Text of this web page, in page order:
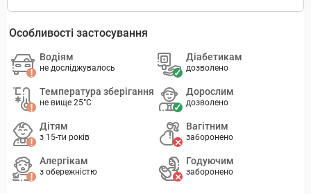
Особливості застосування
Водіям
не досліджувалось
Діабетикам
дозволено
Температура зберігання
не вище 25°C
Дорослим
дозволено
Дітям
з 15-ти років
Вагітним
заборонено
Алергікам
з обережністю
Годуючим
заборонено